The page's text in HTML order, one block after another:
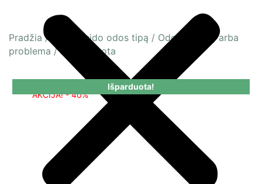
Pradžia/ Pagal veido odos tipą / Odos būsena arba
problema /Dehitratuota
AKCIJA! - 40%
Išparduota!